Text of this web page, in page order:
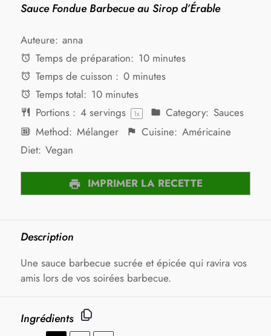
Sauce Fondue Barbecue au Sirop d’Érable
Auteure: anna
Temps de préparation: 10 minutes
Temps de cuisson : 0 minutes
Temps total: 10 minutes
Portions : 4servings 1x Category: Sauces
Method: Mélanger Cuisine: Américaine
Diet: Vegan
IMPRIMER LA RECETTE
Description
Une sauce barbecue sucrée et épicée qui ravira vos
amis lors de vos soirées barbecue.
Ingrédients